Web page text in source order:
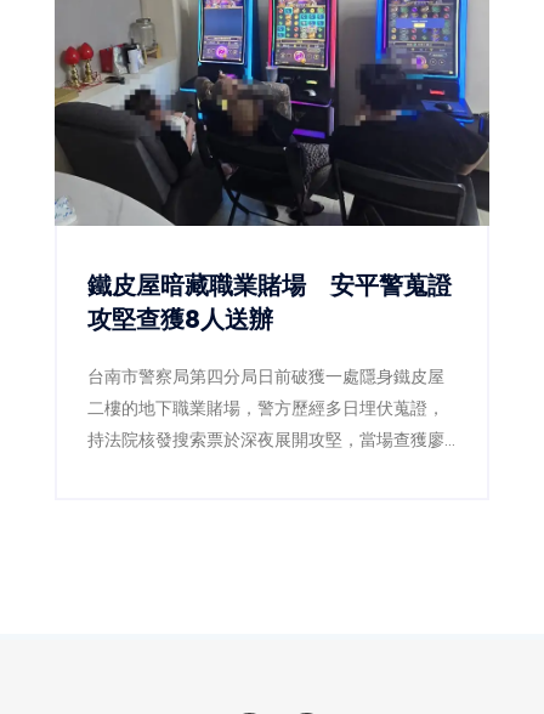
鐵皮屋暗藏職業賭場 安平警蒐證
攻堅查獲8人送辦
台南市警察局第四分局日前破獲一處隱身鐵皮屋
二樓的地下職業賭場，警方歷經多日埋伏蒐證，
持法院核發搜索票於深夜展開攻堅，當場查獲廖